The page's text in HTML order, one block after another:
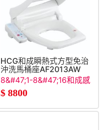
HCG和成瞬熱式方型免治
沖洗馬桶座AF2013AW
8&#47;1-8&#47;16和成感
謝父親節
$ 8800